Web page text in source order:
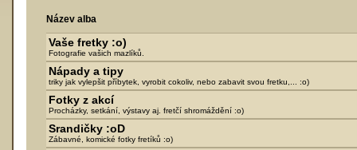
Název alba
Vaše fretky :o)
Fotografie vašich mazlíků.
Nápady a tipy
triky jak vylepšit příbytek, vyrobit cokoliv, nebo zabavit svou fretku,... :o)
Fotky z akcí
Procházky, setkání, výstavy aj. fretčí shromáždění :o)
Srandičky :oD
Zábavné, komické fotky fretíků :o)